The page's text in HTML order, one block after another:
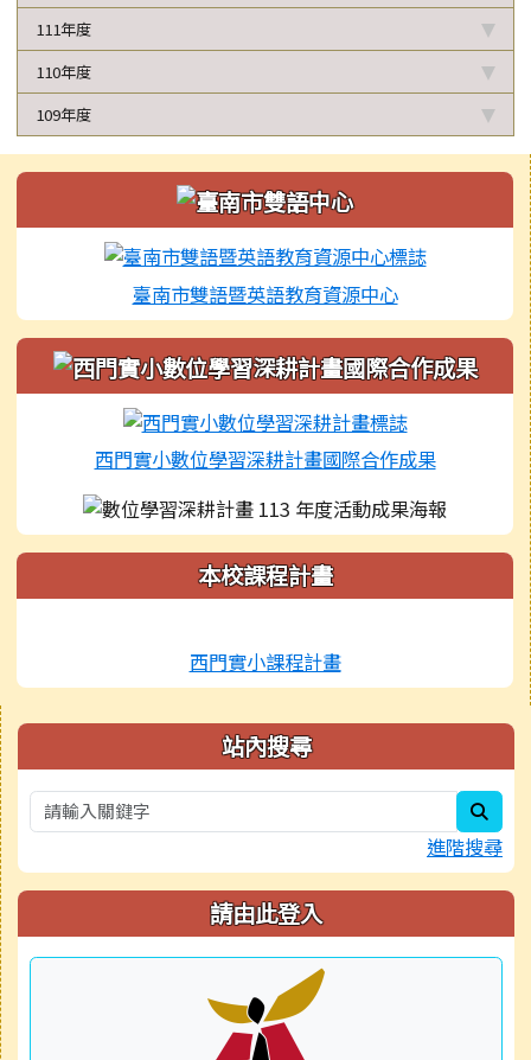
111年度
110年度
109年度
左邊區域內容
臺南市雙語暨英語教育資源中心
西門實小數位學習深耕計畫國際合作成果
本校課程計畫
西門實小課程計畫
右邊區域內容 站內搜尋
進階搜尋
請由此登入